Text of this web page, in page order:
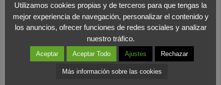
apreciando todos sus matices. ¡Descárgatelos!
¡FELICES VACACIONES!
Utilizamos cookies propias y de terceros para que tengas la
mejor experiencia de navegación, personalizar el contenido y
los anuncios, ofrecer funciones de redes sociales y analizar
nuestro tráfico.
Aceptar Aceptar Todo Ajustes Rechazar
Más información sobre las cookies